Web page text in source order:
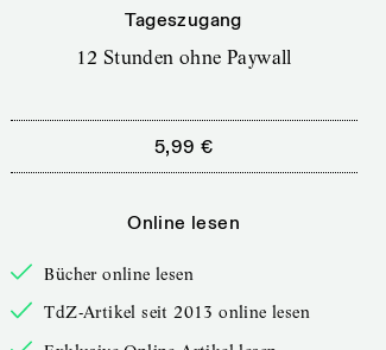
Tageszugang
12 Stunden ohne Paywall
5,99 €
Online lesen
Bücher online lesen
TdZ-Artikel seit 2013 online lesen